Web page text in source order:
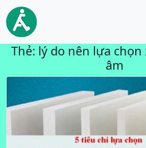
Thẻ: lý do nên lựa chọn
âm